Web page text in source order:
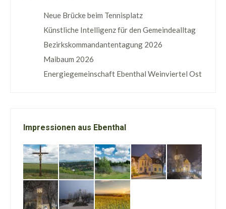
Neue Brücke beim Tennisplatz
Künstliche Intelligenz für den Gemeindealltag
Bezirkskommandantentagung 2026
Maibaum 2026
Energiegemeinschaft Ebenthal Weinviertel Ost
Impressionen aus Ebenthal